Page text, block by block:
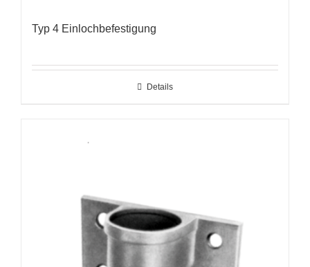
Typ 4 Einlochbefestigung
Details